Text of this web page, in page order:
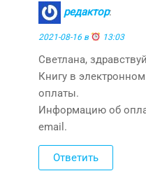
редактор:
2021-08-16 в 13:03
Светлана,
Книгу в
оплаты.
Информацию об
email.
Ответить